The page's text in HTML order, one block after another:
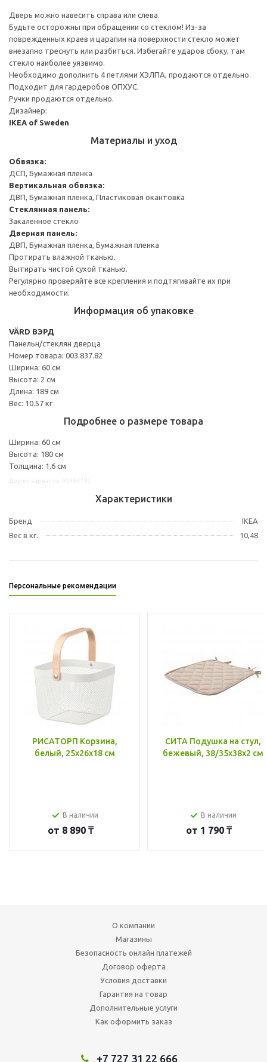
Дверь можно навесить справа или слева.
Будьте осторожны при обращении со стеклом! Из-за
поврежденных краев и царапин на поверхности стекло может
внезапно треснуть или разбиться. Избегайте ударов сбоку, там
стекло наиболее уязвимо.
Необходимо дополнить 4 петлями ХЭЛПА, продаются отдельно.
Подходит для гардеробов ОПХУС.
Ручки продаются отдельно.
Дизайнер:
IKEA of Sweden
Материалы и уход
Обвязка:
ДСП, Бумажная пленка
Вертикальная обвязка:
ДВП, Бумажная пленка, Пластиковая окантовка
Стеклянная панель:
Закаленное стекло
Дверная панель:
ДВП, Бумажная пленка, Бумажная пленка
Протирать влажной тканью.
Вытирать чистой сухой тканью.
Регулярно проверяйте все крепления и подтягивайте их при
необходимости.
Информация об упаковке
VÄRD ВЭРД
Панельн/стеклян дверца
Номер товара: 003.837.82
Ширина: 60 см
Высота: 2 см
Длина: 189 см
Вес: 10.57 кг
Подробнее о размере товара
Ширина: 60 см
Высота: 180 см
Толщина: 1.6 см
Характеристики
Бренд
IKEA
Вес в кг.
10,48
Персональные рекомендации
РИСАТОРП Корзина,
белый, 25x26x18 см
В наличии
от 8 890 ₸
СИТА Подушка на стул,
бежевый, 38/35x38x2 см
В наличии
от 1 790 ₸
О компании
Магазины
Безопасность онлайн платежей
Договор оферта
Условия доставки
Гарантия на товар
Дополнительные услуги
Как оформить заказ
+7 727 31 22 666